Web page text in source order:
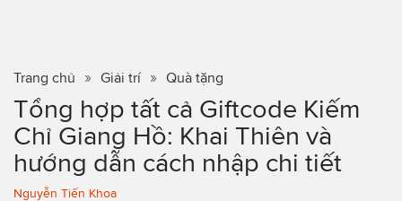
Trang chủ Giải trí Quà tặng
Tổng hợp tất cả Giftcode Kiếm
Chỉ Giang Hồ: Khai Thiên và
hướng dẫn cách nhập chi tiết
Nguyễn Tiến Khoa